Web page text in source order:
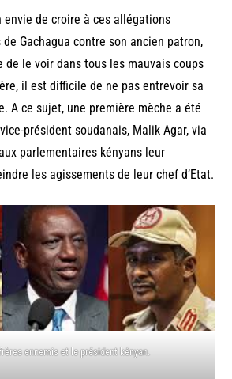
envie de croire à ces allégations
Gachagua contre son ancien patron,
de le voir dans tous les mauvais coups
il est difficile de ne pas entrevoir sa
A ce sujet, une première mèche a été
président soudanais, Malik Agar, via
parlementaires kényans leur
les agissements de leur chef d’Etat.
ennemis et le président kényan.